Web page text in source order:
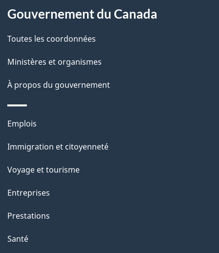
p
a
g
e
Gouvernement du Canada
Toutes les coordonnées
Ministères et organismes
À propos du gouvernement
Thèmes
sujets
Emplois
Immigration et citoyenneté
Voyage et tourisme
Entreprises
Prestations
Santé